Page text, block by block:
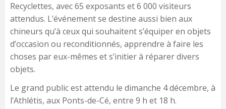
Recyclettes, avec 65 exposants et 6 000 visiteurs
attendus. L’événement se destine aussi bien aux
chineurs qu’à ceux qui souhaitent s’équiper en objets
d’occasion ou reconditionnés, apprendre à faire les
choses par eux-mêmes et s’initier à réparer divers
objets.
Le grand public est attendu le dimanche 4 décembre, à
l’Athlétis, aux Ponts-de-Cé, entre 9 h et 18 h.